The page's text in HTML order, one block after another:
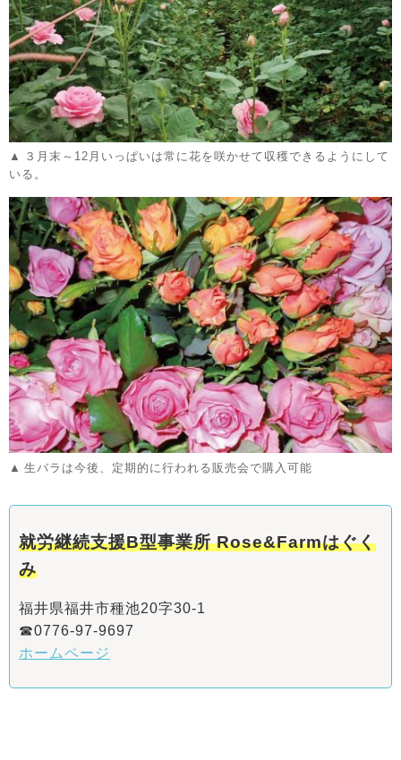
３月末～12月いっぱいは常に花を咲かせて収穫できるようにして
いる。
生バラは今後、定期的に行われる販売会で購入可能
就労継続支援B型事業所 Rose&Farmはぐく
み
福井県福井市種池20字30-1
☎0776-97-9697
ホームページ